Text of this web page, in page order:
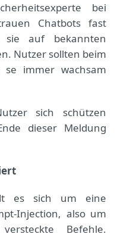
bei
Chatbots fast
sie auf bekannten
Nutzer sollten beim
immer wachsam
sich schützen
dieser Meldung
es sich um eine
Injection, also um
Befehle.